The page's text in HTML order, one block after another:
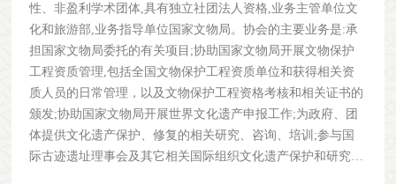
性、非盈利学术团体,具有独立社团法人资格,业务主管单位文
化和旅游部,业务指导单位国家文物局。协会的主要业务是:承
担国家文物局委托的有关项目;协助国家文物局开展文物保护
工程资质管理,包括全国文物保护工程资质单位和获得相关资
质人员的日常管理，以及文物保护工程资格考核和相关证书的
颁发;协助国家文物局开展世界文化遗产申报工作;为政府、团
体提供文化遗产保护、修复的相关研究、咨询、培训;参与国
际古迹遗址理事会及其它相关国际组织文化遗产保护和研究等